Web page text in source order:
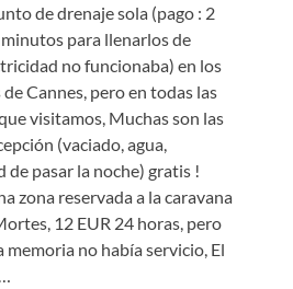
de drenaje sola (pago : 2
para llenarlos de
no funcionaba) en los
Cannes, pero en todas las
visitamos, Muchas son las
(vaciado, agua,
pasar la noche) gratis !
zona reservada a la caravana
12 EUR 24 horas, pero
memoria no había servicio, El